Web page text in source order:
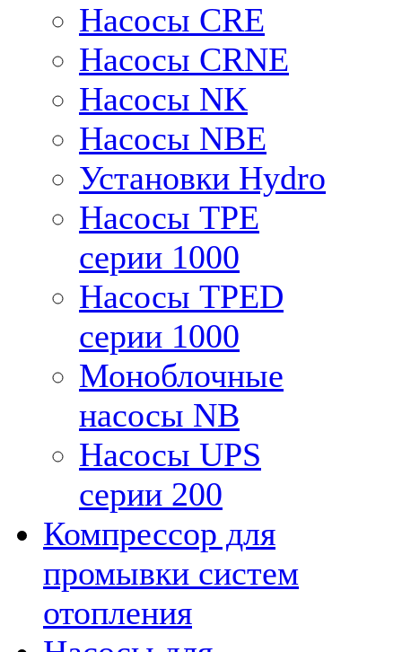
Насосы CRE
Насосы CRNE
Насосы NK
Насосы NBE
Установки Hydro
Насосы TPE
серии 1000
Насосы TPED
серии 1000
Моноблочные
насосы NB
Насосы UPS
серии 200
Компрессор для
промывки систем
отопления